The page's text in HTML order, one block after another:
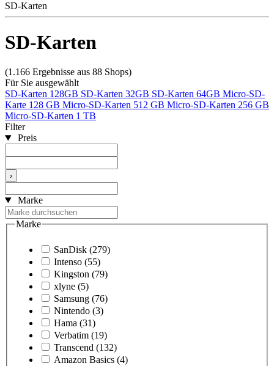
SD-Karten
SD-Karten
(1.166 Ergebnisse aus 88 Shops)
Für Sie ausgewählt
SD-Karten 128GB SD-Karten 32GB SD-Karten 64GB Micro-SD-
Karte 128 GB Micro-SD-Karten 512 GB Micro-SD-Karten 256 GB
Micro-SD-Karten 1 TB
Filter
Preis
›
Marke
Marke
SanDisk (279)
Intenso (55)
Kingston (79)
xlyne (5)
Samsung (76)
Nintendo (3)
Hama (31)
Verbatim (19)
Transcend (132)
Amazon Basics (4)